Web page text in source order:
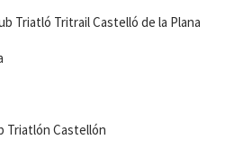
Triatló Tritrail Castelló de la Plana
Triatlón Castellón